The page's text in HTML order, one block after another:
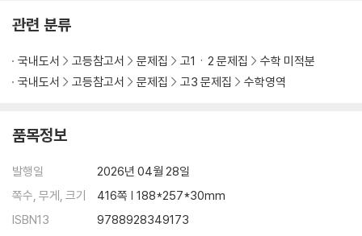
관련 분류
국내도서 고등참고서 문제집 고1ㆍ2 문제집
수학 미적분
국내도서
고등참고서 문제집 고3 문제집 수학영역
품목정보
발행일
2026년 04월 28일
쪽수, 무게, 크기
416쪽 | 188*257*30mm
ISBN13
9788928349173